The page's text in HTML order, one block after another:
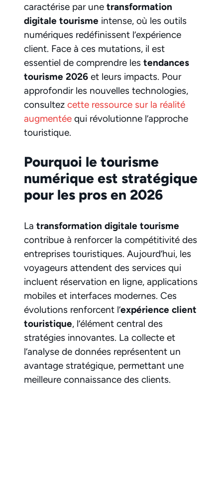
caractérise par une transformation
digitale tourisme intense, où les outils
numériques redéfinissent l’expérience
client. Face à ces mutations, il est
essentiel de comprendre les tendances
tourisme 2026 et leurs impacts. Pour
approfondir les nouvelles technologies,
consultez cette ressource sur la réalité
augmentée qui révolutionne l’approche
touristique.
Pourquoi le tourisme
numérique est stratégique
pour les pros en 2026
La transformation digitale tourisme
contribue à renforcer la compétitivité des
entreprises touristiques. Aujourd’hui, les
voyageurs attendent des services qui
incluent réservation en ligne, applications
mobiles et interfaces modernes. Ces
évolutions renforcent l’expérience client
touristique, l’élément central des
stratégies innovantes. La collecte et
l’analyse de données représentent un
avantage stratégique, permettant une
meilleure connaissance des clients.